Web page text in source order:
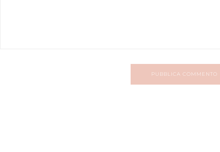
PUBBLICA COMMENTO